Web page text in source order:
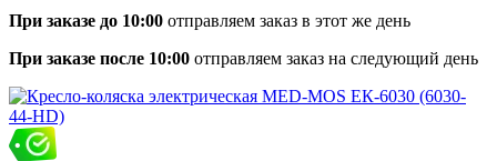
При заказе до 10:00 отправляем заказ в этот же день
При заказе после 10:00 отправляем заказ на следующий день